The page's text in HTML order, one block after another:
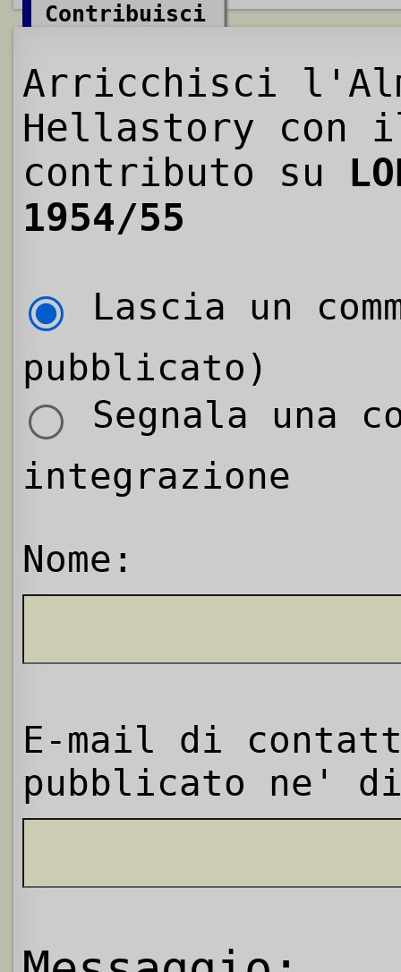
Contribuisci
Arricchisci
Hellastory con
contributo su
1954/55
Lascia un
pubblicato)
Segnala una
integrazione
Nome:
E-mail di
pubblicato ne'